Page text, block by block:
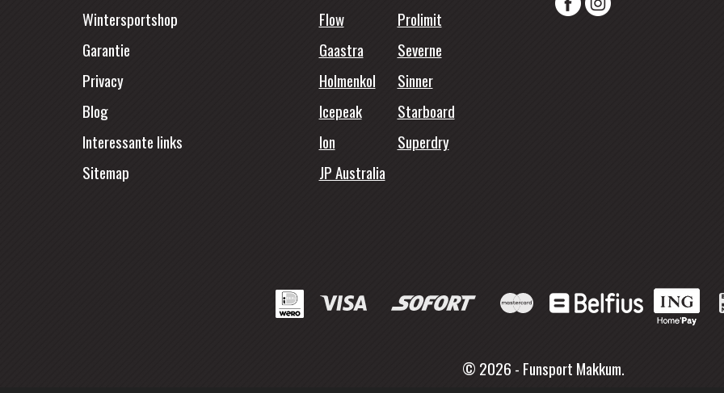
Wintersportshop
Garantie
Privacy
Blog
Interessante links
Sitemap
Flow
Prolimit
Gaastra
Severne
Holmenkol
Sinner
Icepeak
Starboard
Ion
Superdry
JP Australia
© 2026 - Funsport Makkum.